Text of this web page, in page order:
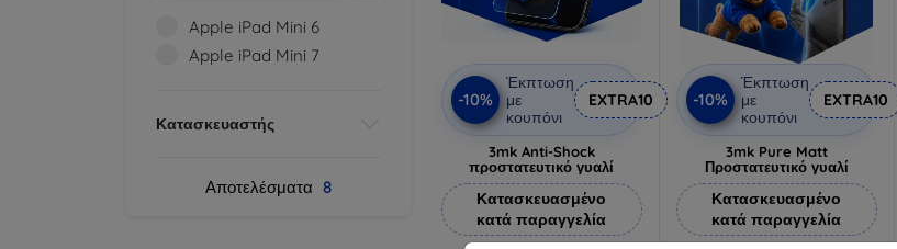
Apple iPad Mini 6
Apple iPad Mini 7
Κατασκευαστής
Αποτελέσματα 8
-10%
Έκπτωση
με
κουπόνι
EXTRA10
3mk Anti-Shock
προστατευτικό γυαλί
Κατασκευασμένο
κατά παραγγελία
-10%
Έκπτωση
με
κουπόνι
EXTRA10
3mk Pure Matt
Προστατευτικό γυαλί
Κατασκευασμένο
κατά παραγγελία